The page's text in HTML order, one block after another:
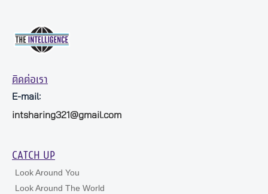
ติดต่อเรา
E-mail:
intsharing321@gmail.com
CATCH UP
Look Around You
Look Around The World